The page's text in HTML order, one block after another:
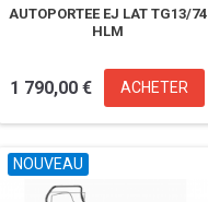
AUTOPORTEE EJ LAT TG13/74
HLM
1 790,00 € ACHETER
NOUVEAU